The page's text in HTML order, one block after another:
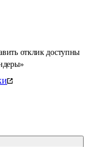
отклик доступны